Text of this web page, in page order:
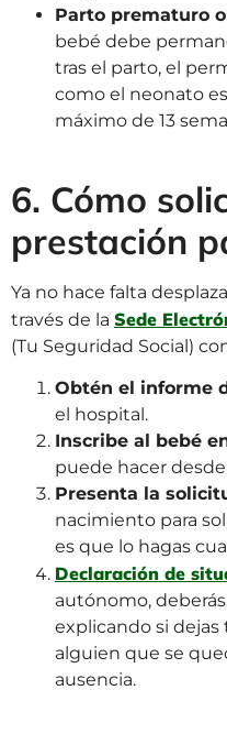
Parto prematuro
bebé debe
tras el parto, el
como el neonato
máximo de 13
6. Cómo
prestación
Ya no hace falta
través de la Sede
(Tu Seguridad Social)
Obtén el informe
el hospital.
Inscribe al bebé
puede hacer
Presenta la
nacimiento para
es que lo hagas
Declaración de
autónomo,
explicando si dejas
alguien que se
ausencia.